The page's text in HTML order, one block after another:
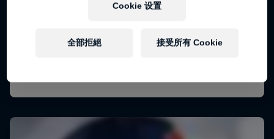
Cookie 设置
全部拒絕 接受所有 Cookie